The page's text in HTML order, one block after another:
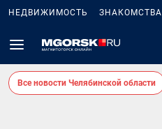
НЕДВИЖИМОСТЬ ЗНАКОМСТВА
Все новости Челябинской области